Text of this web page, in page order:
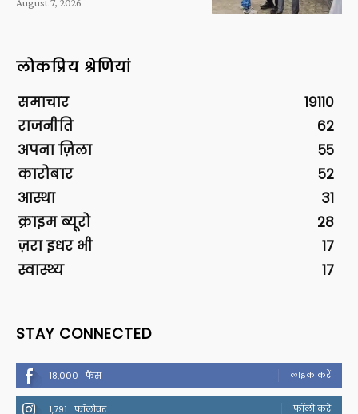
लोकप्रिय श्रेणियां
समाचार
19110
राजनीति
62
अपना ज़िला
55
कारोबार
52
आस्था
31
क्राइम ब्यूरो
28
ज़रा इधर भी
17
स्वास्थ्य
17
STAY CONNECTED
18,000 फैंस लाइक करें
1,791 फॉलोवर फॉलो करें